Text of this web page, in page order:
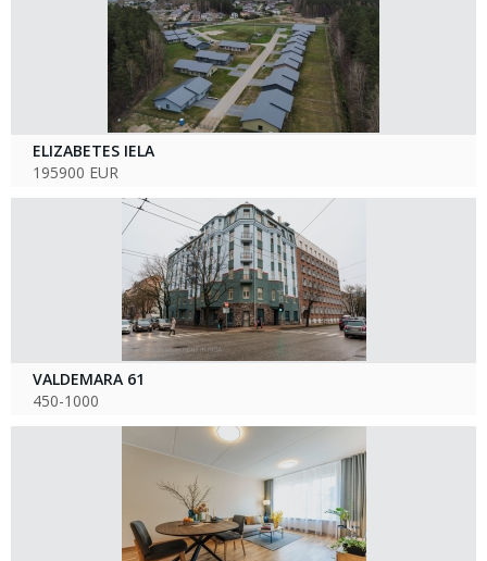
ELIZABETES IELA
195900 EUR
VALDEMARA 61
450-1000